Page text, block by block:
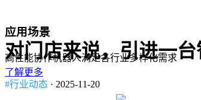
应用场景
高性能协作机器人满足各行业多样化需求
了解更多
对门店来说，引进一
#行业动态 · 2025-11-20